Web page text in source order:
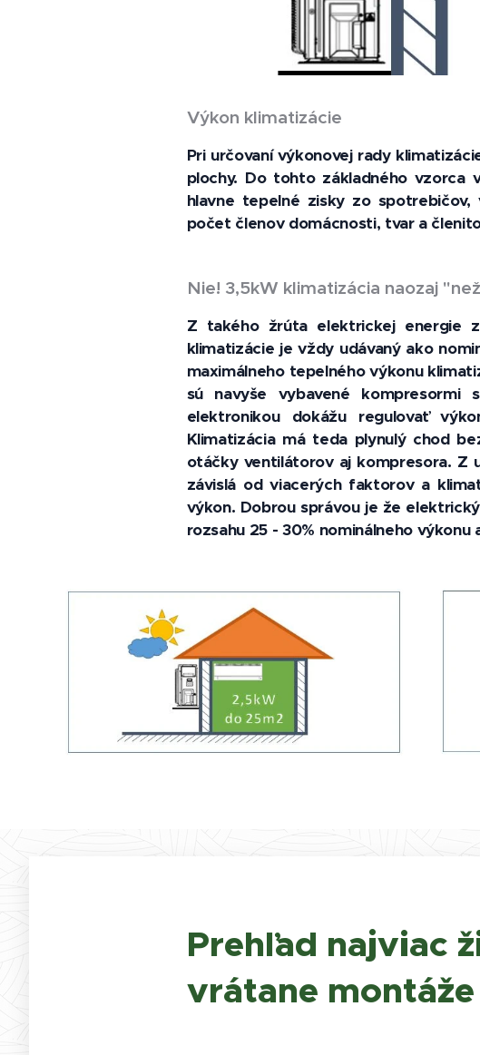
Výkon klimatizácie
Pri určovaní výkonovej rady
plochy. Do tohto základného vzorca
hlavne tepelné zisky zo
počet členov domácnosti, tvar a
Nie! 3,5kW klimatizácia naozaj
Z takého žrúta elektrickej energie
klimatizácie je vždy udávaný ako
maximálneho tepelného výkonu
sú navyše vybavené
elektronikou dokážu regulovať
Klimatizácia má teda plynulý chod
otáčky ventilátorov aj kompresora. Z
závislá od viacerých faktorov a
výkon. Dobrou správou je že
rozsahu 25 - 30% nominálneho
Prehľad najviac
vrátane montáže